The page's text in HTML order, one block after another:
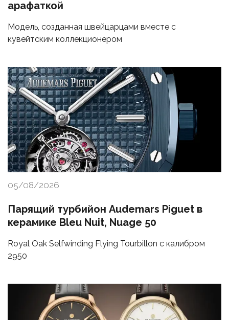
арафаткой
Модель, созданная швейцарцами вместе с
кувейтским коллекционером
05/08/2026
Парящий турбийон Audemars Piguet в
керамике Bleu Nuit, Nuage 50
Royal Oak Selfwinding Flying Tourbillon с калибром
2950